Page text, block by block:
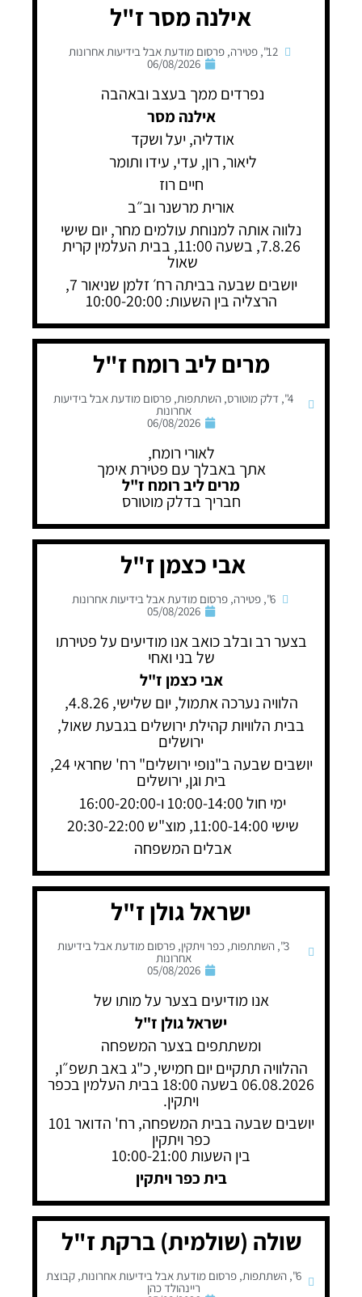
אילנה מסר ז"ל
12"
, פטירה, פרסום מודעת אבל בידיעות אחרונות
06/08/2026
נפרדים ממך בעצב ובאהבה
אילנה מסר
אודליה, יעל ושקד
ליאור, רון, עדי, עידו ותומר
חיים רוז
אורית מרשנר וב״ב
נלווה אותה למנוחת עולמים מחר, יום שישי
7.8.26, בשעה 11:00, בבית העלמין קרית
שאול
יושבים שבעה בביתה רח׳ זלמן שניאור 7,
הרצליה בין השעות: 10:00-20:00
מרים ליב רומח ז"ל
4"
, דלק מוטורס, השתתפות, פרסום מודעת אבל בידיעות
אחרונות
06/08/2026
לאורי רומח,
אתך באבלך עם פטירת אימך
מרים ליב רומח ז"ל
חבריך בדלק מוטורס
אבי כצמן ז"ל
6"
,פטירה,פרסום מודעת אבל בידיעות אחרונות
05/08/2026
בצער רב ובלב כואב אנו מודיעים על פטירתו
של בני ואחי
אבי כצמן ז"ל
הלוויה נערכה אתמול, יום שלישי, 4.8.26,
בבית הלוויות קהילת ירושלים בגבעת שאול,
ירושלים
יושבים שבעה ב"נופי ירושלים" רח' שחראי 24,
בית וגן, ירושלים
ימי חול 10:00-14:00 ו-16:00-20:00
שישי 11:00-14:00, מוצ"ש 20:30-22:00
אבלים המשפחה
ישראל גולן ז"ל
3"
, השתתפות, כפר ויתקין, פרסום מודעת אבל בידיעות
אחרונות
05/08/2026
אנו מודיעים בצער על מותו של
ישראל גולן ז"ל
ומשתתפים בצער המשפחה
ההלוויה תתקיים יום חמישי, כ"ג באב תשפ״ו,
06.08.2026 בשעה 18:00 בבית העלמין בכפר
ויתקין.
יושבים שבעה בבית המשפחה, רח' הדואר 101
כפר ויתקין
בין השעות 10:00-21:00
בית כפר ויתקין
שולה (שולמית) ברקת ז"ל
6"
,השתתפות,פרסום מודעת אבל בידיעות אחרונות,קבוצת
ריינהולד כהן